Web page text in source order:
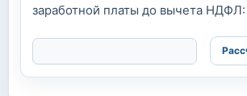
заработной платы до вычета НДФЛ: